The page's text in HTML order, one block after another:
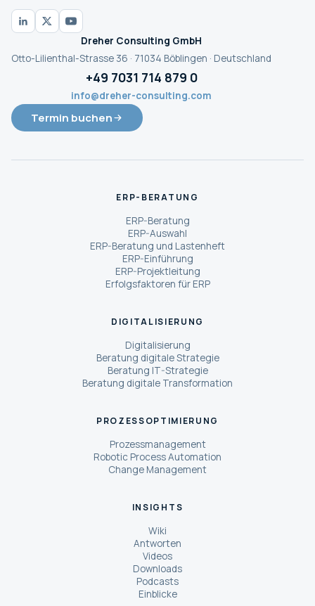
Dreher Consulting GmbH
Otto-Lilienthal-Strasse 36 · 71034 Böblingen · Deutschland
+49 7031 714 879 0
info@dreher-consulting.com
Termin buchen
ERP-BERATUNG
ERP-Beratung
ERP-Auswahl
ERP-Beratung und Lastenheft
ERP-Einführung
ERP-Projektleitung
Erfolgsfaktoren für ERP
DIGITALISIERUNG
Digitalisierung
Beratung digitale Strategie
Beratung IT-Strategie
Beratung digitale Transformation
PROZESSOPTIMIERUNG
Prozessmanagement
Robotic Process Automation
Change Management
INSIGHTS
Wiki
Antworten
Videos
Downloads
Podcasts
Einblicke